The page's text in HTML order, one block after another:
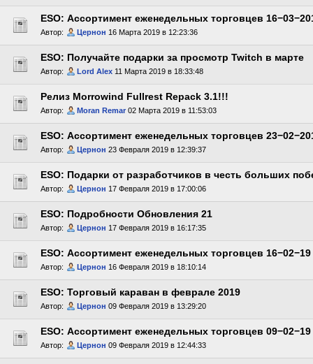
ESO: Ассортимент еженедельных торговцев
Автор: Цернон 16 Марта 2019 в 12:23:36
ESO: Получайте подарки за просмотр Twitch в марте
Автор: Lord Alex 11 Марта 2019 в 18:33:48
Релиз Morrowind Fullrest Repack 3.1!!!
Автор: Moran Remar 02 Марта 2019 в 11:53:03
ESO: Ассортимент еженедельных торговцев
Автор: Цернон 23 Февраля 2019 в 12:39:37
ESO: Подарки от разработчиков в честь больших
Автор: Цернон 17 Февраля 2019 в 17:00:06
ESO: Подробности Обновления 21
Автор: Цернон 17 Февраля 2019 в 16:17:35
ESO: Ассортимент еженедельных торговцев 16−02−19
Автор: Цернон 16 Февраля 2019 в 18:10:14
ESO: Торговый караван в феврале 2019
Автор: Цернон 09 Февраля 2019 в 13:29:20
ESO: Ассортимент еженедельных торговцев 09−02−19
Автор: Цернон 09 Февраля 2019 в 12:44:33